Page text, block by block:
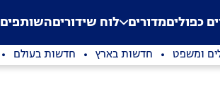
Application error: a
. כפוליםמדורים לוח שידוריםהשותפים
ומשפט חדשות בארץ חדשות בעולם